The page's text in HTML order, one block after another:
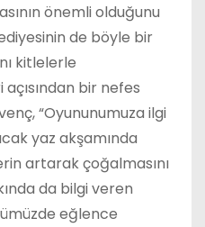
önemli olduğunu
de böyle bir
kitlelerle
bir nefes
“Oyununumuza ilgi
yaz akşamında
artarak çoğalmasını
da bilgi veren
eğlence